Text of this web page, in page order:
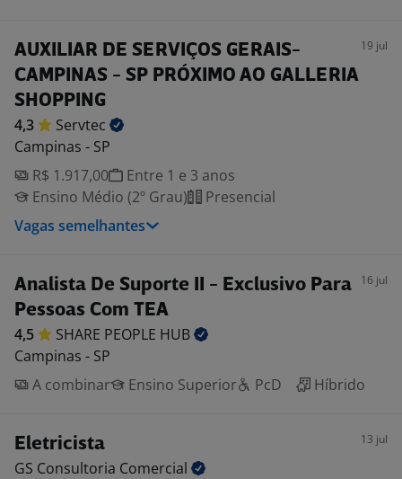
AUXILIAR DE SERVIÇOS GERAIS-
CAMPINAS - SP PRÓXIMO AO GALLERIA
SHOPPING
19 jul
4,3
Servtec
Campinas - SP
R$ 1.917,00
Entre 1 e 3 anos
Ensino Médio (2º Grau)
Presencial
Vagas semelhantes
Analista De Suporte II - Exclusivo Para
Pessoas Com TEA
16 jul
4,5 SHARE PEOPLE HUB
Campinas - SP
A combinar
Ensino Superior PcD Híbrido
Eletricista 13 jul
GS Consultoria Comercial